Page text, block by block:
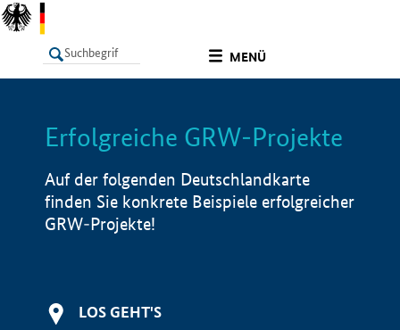
MENÜ
LISTE Info
Erfolgreiche GRW-Projekte
Auf der folgenden Deutschlandkarte
finden Sie konkrete Beispiele erfolgreicher
GRW-Projekte!
LOS GEHT'S